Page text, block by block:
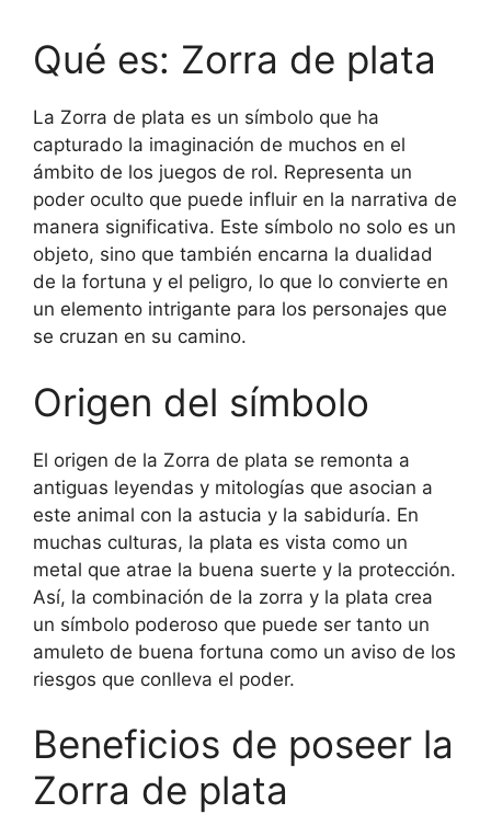
Qué es: Zorra de plata
La Zorra de plata es un símbolo que ha
capturado la imaginación de muchos en el
ámbito de los juegos de rol. Representa un
poder oculto que puede influir en la narrativa de
manera significativa. Este símbolo no solo es un
objeto, sino que también encarna la dualidad
de la fortuna y el peligro, lo que lo convierte en
un elemento intrigante para los personajes que
se cruzan en su camino.
Origen del símbolo
El origen de la Zorra de plata se remonta a
antiguas leyendas y mitologías que asocian a
este animal con la astucia y la sabiduría. En
muchas culturas, la plata es vista como un
metal que atrae la buena suerte y la protección.
Así, la combinación de la zorra y la plata crea
un símbolo poderoso que puede ser tanto un
amuleto de buena fortuna como un aviso de los
riesgos que conlleva el poder.
Beneficios de poseer la
Zorra de plata